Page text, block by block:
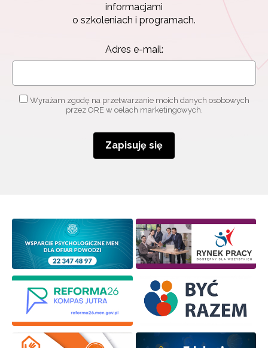
informacjami
o szkoleniach i programach.
Adres e-mail:
Wyrażam zgodę na przetwarzanie moich danych osobowych
przez ORE w celach marketingowych.
Zapisuję się